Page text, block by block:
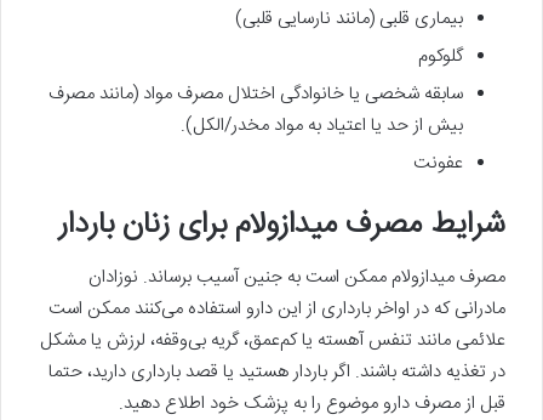
بیماری قلبی (مانند نارسایی قلبی)
گلوکوم
سابقه شخصی یا خانوادگی اختلال مصرف مواد (مانند مصرف
بیش از حد یا اعتیاد به مواد مخدر/الکل).
عفونت
شرایط مصرف میدازولام برای زنان باردار
مصرف میدازولام ممکن است به جنین آسیب برساند. نوزادان
مادرانی که در اواخر بارداری از این دارو استفاده می‌کنند ممکن است
علائمی مانند تنفس آهسته یا کم‌عمق، گریه بی‌وقفه، لرزش یا مشکل
در تغذیه داشته باشند. اگر باردار هستید یا قصد بارداری دارید، حتما
قبل از مصرف دارو موضوع را به پزشک خود اطلاع دهید.